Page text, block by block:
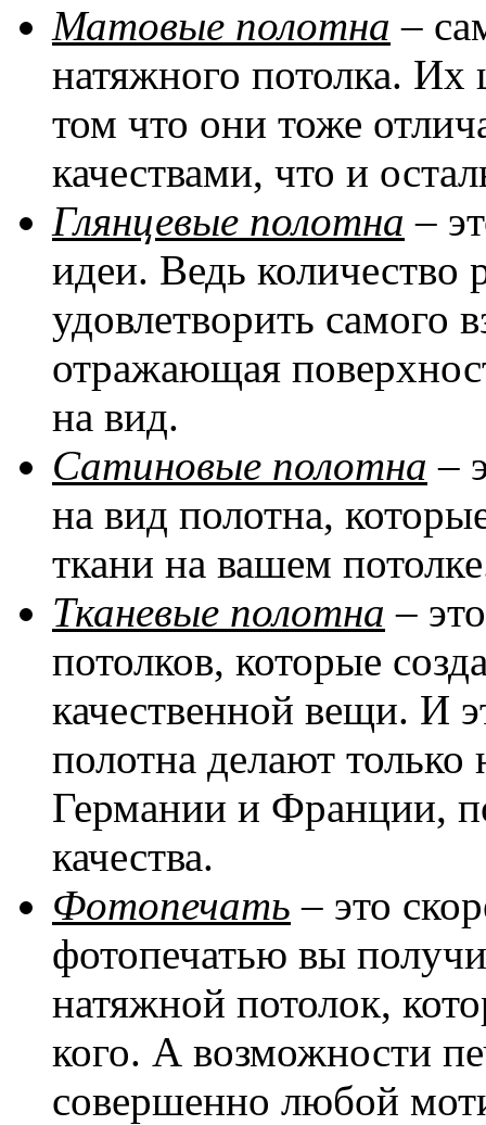
Матовые полотна –
натяжного потолка. Их
том что они тоже
качествами, что и
Глянцевые полотна –
идеи. Ведь количество
удовлетворить самого
отражающая
на вид.
Сатиновые полотна –
на вид полотна,
ткани на вашем
Тканевые полотна –
потолков, которые
качественной вещи. И
полотна делают
Германии и Франции,
качества.
Фотопечать – это
фотопечатью вы
натяжной потолок,
кого. А возможности
совершенно любой